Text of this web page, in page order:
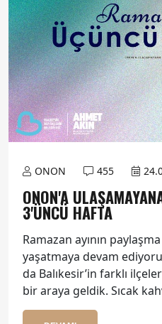
ONON 455
ONON'A
3'ÜNCÜ HAFTA
Ramazan ayının
yaşatmaya devam
da Balıkesir’in farklı
bir araya geldik. Sıcak